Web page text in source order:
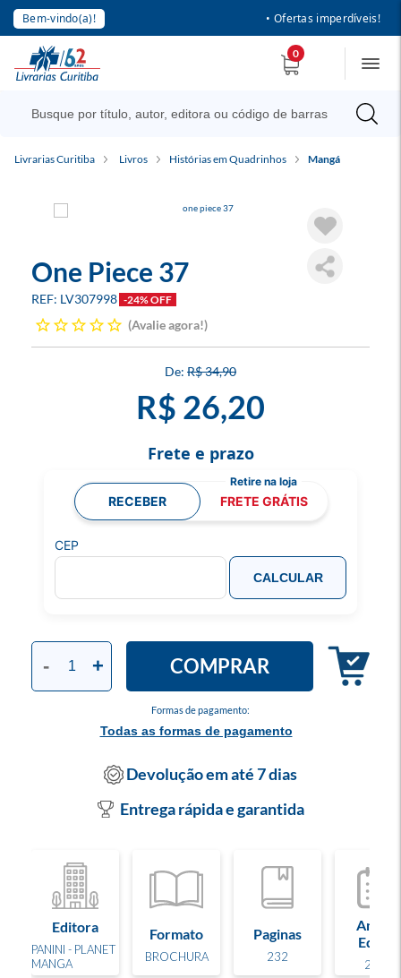
Bem-vindo(a)! • Ofertas imperdíveis!
0
Livrarias Curitiba Livros Histórias em Quadrinhos Mangá
One Piece 37
LV307998 -24% OFF
Avalie agora!
R$ 34,90
R$ 26,20
Formas de pagamento:
Todas as formas de pagamento
- + COMPRAR
Frete e prazo
RECEBER FRETE GRÁTIS
CEP
CALCULAR
Devolução em até 7 dias
Entrega rápida e garantida
Editora
PANINI - PLANET
MANGA
Formato
BROCHURA
Paginas
232
Ano de
Edição
2012